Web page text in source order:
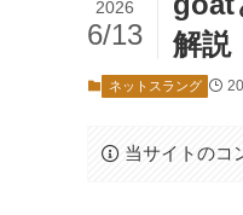
解説
2026
6/13
ネットスラング
当サイトのコ